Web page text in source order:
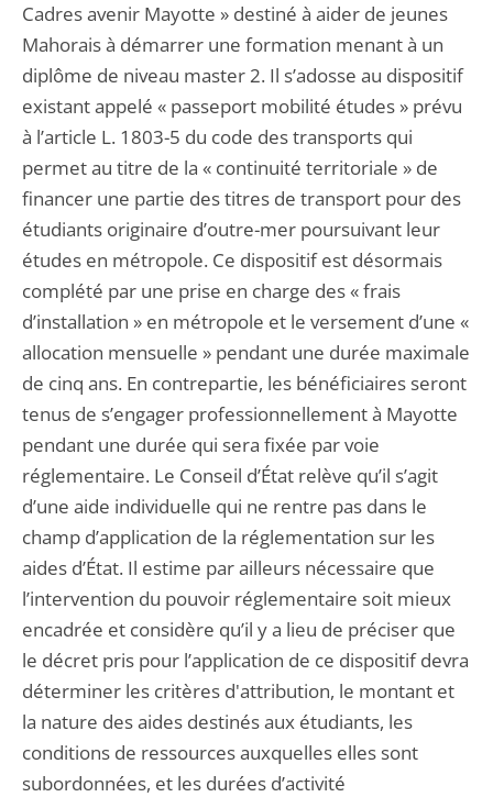
Cadres avenir Mayotte » destiné à aider de jeunes
Mahorais à démarrer une formation menant à un
diplôme de niveau master 2. Il s’adosse au dispositif
existant appelé « passeport mobilité études » prévu
à l’article L. 1803-5 du code des transports qui
permet au titre de la « continuité territoriale » de
financer une partie des titres de transport pour des
étudiants originaire d’outre-mer poursuivant leur
études en métropole. Ce dispositif est désormais
complété par une prise en charge des « frais
d’installation » en métropole et le versement d’une «
allocation mensuelle » pendant une durée maximale
de cinq ans. En contrepartie, les bénéficiaires seront
tenus de s’engager professionnellement à Mayotte
pendant une durée qui sera fixée par voie
réglementaire. Le Conseil d’État relève qu’il s’agit
d’une aide individuelle qui ne rentre pas dans le
champ d’application de la réglementation sur les
aides d’État. Il estime par ailleurs nécessaire que
l’intervention du pouvoir réglementaire soit mieux
encadrée et considère qu’il y a lieu de préciser que
le décret pris pour l’application de ce dispositif devra
déterminer les critères d'attribution, le montant et
la nature des aides destinés aux étudiants, les
conditions de ressources auxquelles elles sont
subordonnées, et les durées d’activité